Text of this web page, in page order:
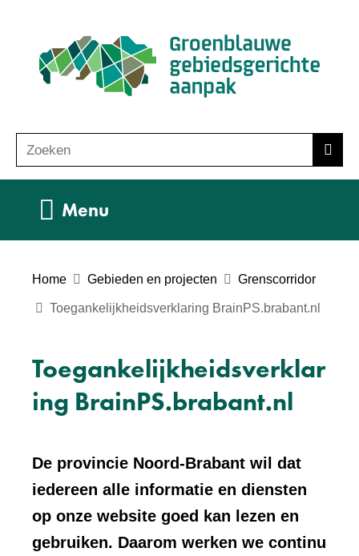
naar
de
inhoud
o
e
Zoeken
Menu
Home Gebieden en projecten Grenscorridor
Toegankelijkheidsverklaring BrainPS.brabant.nl
Toegankelijkheidsverklar
ing BrainPS.brabant.nl
De provincie Noord-Brabant wil dat
iedereen alle informatie en diensten
op onze website goed kan lezen en
gebruiken. Daarom werken we continu